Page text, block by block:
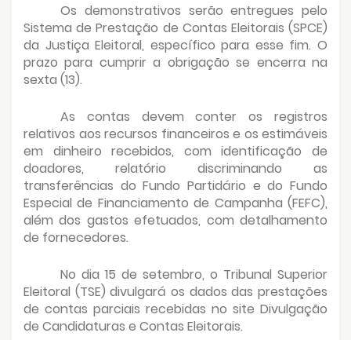
Os demonstrativos serão entregues pelo
Sistema de Prestação de Contas Eleitorais (SPCE)
da Justiça Eleitoral, específico para esse fim. O
prazo para cumprir a obrigação se encerra na
sexta (13).
As contas devem conter os registros
relativos aos recursos financeiros e os estimáveis
em dinheiro recebidos, com identificação de
doadores, relatório discriminando as
transferências do Fundo Partidário e do Fundo
Especial de Financiamento de Campanha (FEFC),
além dos gastos efetuados, com detalhamento
de fornecedores.
No dia 15 de setembro, o Tribunal Superior
Eleitoral (TSE) divulgará os dados das prestações
de contas parciais recebidas no site Divulgação
de Candidaturas e Contas Eleitorais.